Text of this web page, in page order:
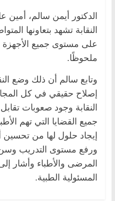
الدكتور أيمن سالم، أمين
النقابة تشهد بتعاونها
على مستوى جميع الأجهزة
ملحوظًا.
وتابع سالم أن ذلك وضع
إصلاح حقيقي في كل
النقابة وجود صعوبات
جميع القضايا التي تهم
إيجاد حلول لها من تحسين
ورفع مستوى التدريب وسن
المرضى والأطباء وأشار
المسئولية الطبية.